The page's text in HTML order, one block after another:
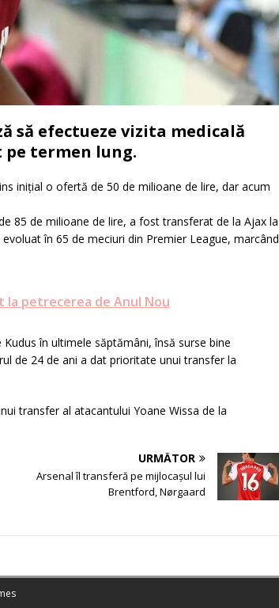
să efectueze vizita medicală
termen lung.
inițial o ofertă de 50 de milioane de lire, dar acum
85 de milioane de lire, a fost transferat de la Ajax la
în 65 de meciuri din Premier League, marcând
la petrecerea de Anul Nou
în ultimele săptămâni, însă surse bine
de 24 de ani a dat prioritate unui transfer la
transfer al atacantului Yoane Wissa de la
URMĂTOR
Arsenal îl transferă pe mijlocașul lui
Brentford, Nørgaard